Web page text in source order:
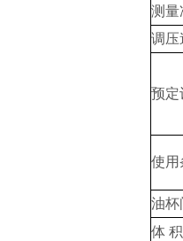
测量
调压
预定
使用
油杯
体 积